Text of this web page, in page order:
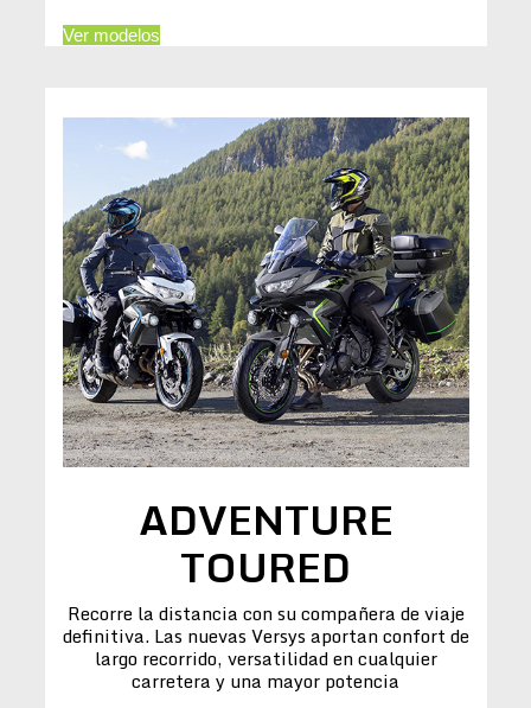
Ver modelos
ADVENTURE
TOURED
Recorre la distancia con su compañera de viaje
definitiva. Las nuevas Versys aportan confort de
largo recorrido, versatilidad en cualquier
carretera y una mayor potencia